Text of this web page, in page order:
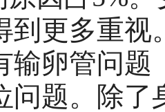
到更多重
输卵管问题
问题。除了